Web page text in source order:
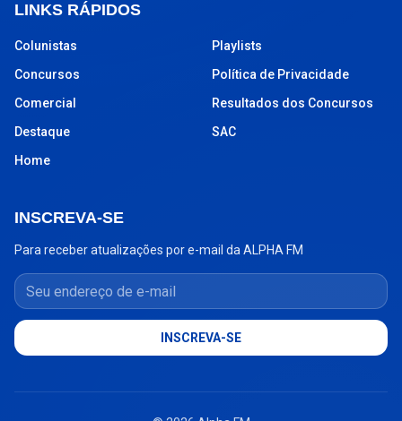
LINKS RÁPIDOS
Colunistas
Concursos
Comercial
Destaque
Home
Playlists
Política de Privacidade
Resultados dos Concursos
SAC
INSCREVA-SE
Para receber atualizações por e-mail da ALPHA FM
Seu endereço de e-mail
INSCREVA-SE